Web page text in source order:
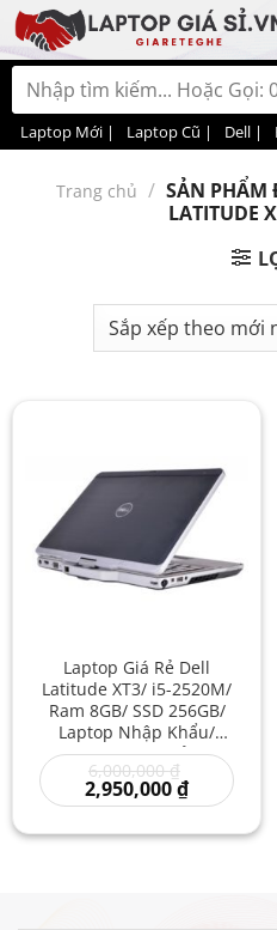
Bỏ
qua
nội
dung
Tìm
kiếm:
Laptop Mới | Laptop Cũ | Dell |
Trang chủ / SẢN PHẨM
LATITUDE
Laptop Giá Rẻ Dell
Latitude XT3/ i5-2520M/
Ram 8GB/ SSD 256GB/
Laptop Nhập Khẩu/
Laptop Dell Giá Rẻ/ Máy
Tính Hãng Laptop Dell
Giá Rẻ
6,000,000₫
gốc
là:
2,950,000₫Giá
hiện
là: